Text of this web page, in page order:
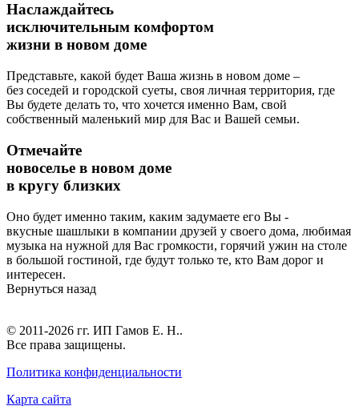
Наслаждайтесь
исключительным комфортом
жизни в новом доме
Представьте, какой будет Ваша жизнь в новом доме –
без соседей и городской суеты, своя личная территория, где
Вы будете делать то, что хочется именно Вам, свой
собственный маленький мир для Вас и Вашей семьи.
Отмечайте
новоселье в новом доме
в кругу близких
Оно будет именно таким, каким задумаете его Вы -
вкусные шашлыки в компании друзей у своего дома, любимая
музыка на нужной для Вас громкости, горячий ужин на столе
в большой гостиной, где будут только те, кто Вам дорог и
интересен.
Вернуться назад
© 2011-2026 гг. ИП Гамов Е. Н..
Все права защищены.
Политика конфиденциальности
Карта сайта